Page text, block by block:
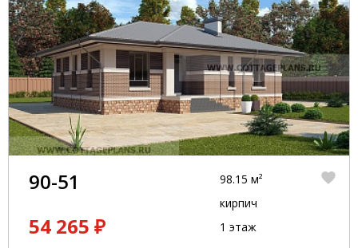
90-51
54 265 ₽
98.15 м²
кирпич
1 этаж